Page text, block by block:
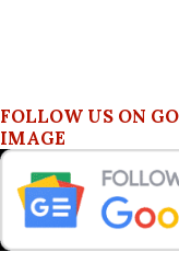
FOLLOW US ON
IMAGE